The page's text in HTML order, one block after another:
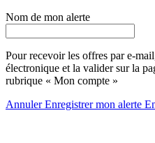
Nom de mon alerte
Pour recevoir les offres par e-
électronique et la valider sur la
rubrique « Mon compte »
AnnulerEnregistrer mon alerte